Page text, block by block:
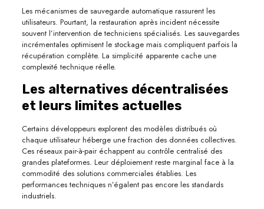
Les mécanismes de sauvegarde automatique rassurent les
utilisateurs. Pourtant, la restauration après incident nécessite
souvent l’intervention de techniciens spécialisés. Les sauvegardes
incrémentales optimisent le stockage mais compliquent parfois la
récupération complète. La simplicité apparente cache une
complexité technique réelle.
Les alternatives décentralisées
et leurs limites actuelles
Certains développeurs explorent des modèles distribués où
chaque utilisateur héberge une fraction des données collectives.
Ces réseaux pair-à-pair échappent au contrôle centralisé des
grandes plateformes. Leur déploiement reste marginal face à la
commodité des solutions commerciales établies. Les
performances techniques n’égalent pas encore les standards
industriels.